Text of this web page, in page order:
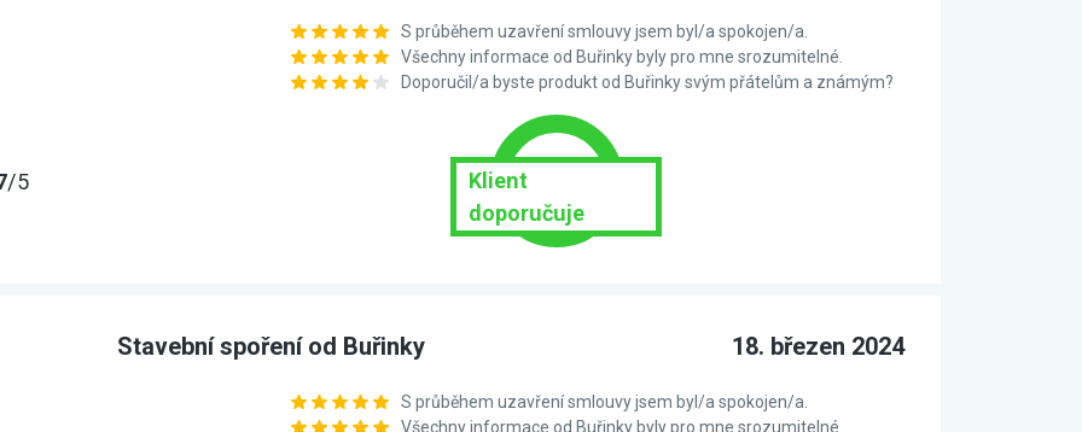
S průběhem uzavření smlouvy jsem byl/a spokojen/a.
Všechny informace od Buřinky byly pro mne srozumitelné.
Doporučil/a byste produkt od Buřinky svým přátelům a známým?
/5
Klient
doporučuje
Stavební spoření od Buřinky 18. březen 2024
S průběhem uzavření smlouvy jsem byl/a spokojen/a.
Všechny informace od Buřinky byly pro mne srozumitelné.